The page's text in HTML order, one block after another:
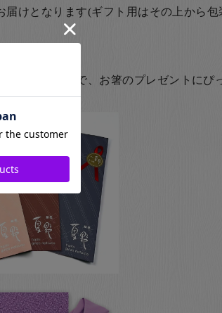
けとなります(ギフト用はその上から
のスタイルで、お箸のプレゼントにぴ